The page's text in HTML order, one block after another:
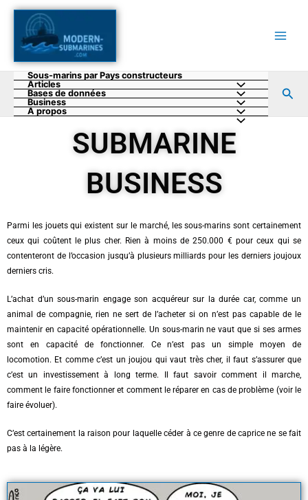
Aller
contenu
Sous-marins par Pays constructeurs
Articles
Bases de données
Business
A propos
SUBMARINE
BUSINESS
Parmi les jouets qui existent sur le marché, les sous-marins sont certainement
ceux qui coûtent le plus cher. Rien à moins de 250.000 € pour ceux qui se
contenteront de l’occasion jusqu’à plusieurs milliards pour les derniers joujoux
derniers cris.
L’achat d’un sous-marin engage son acquéreur sur la durée car, comme un
animal de compagnie, rien ne sert de l’acheter si on n’est pas capable de le
maintenir en capacité opérationnelle. Un sous-marin ne vaut que si ses armes
sont en capacité de fonctionner. Ce n’est pas un simple moyen de
locomotion. Et comme c’est un joujou qui vaut très cher, il faut s’assurer que
c’est un investissement à long terme. Il faut savoir comment il marche,
comment le faire fonctionner et comment le réparer en cas de problème (voir le
faire évoluer).
C’est certainement la raison pour laquelle céder à ce genre de caprice ne se fait
pas à la légère.